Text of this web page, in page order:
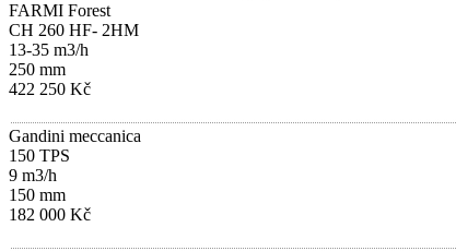
FARMI Forest
CH 260 HF- 2HM
13-35 m3/h
250 mm
422 250 Kč
Gandini meccanica
150 TPS
9 m3/h
150 mm
182 000 Kč